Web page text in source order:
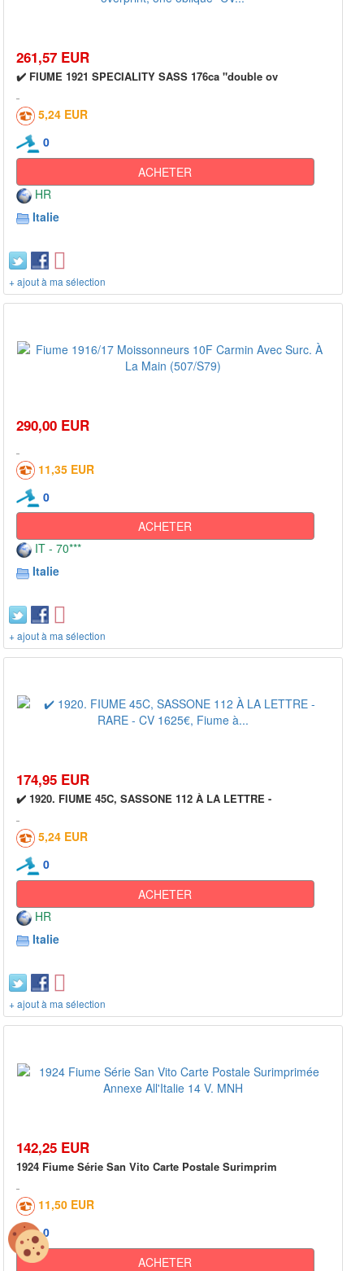
261,57 EUR
✔️ FIUME 1921 SPECIALITY SASS 176ca "double ov
5,24 EUR
0
ACHETER
HR
Italie
+ ajout à ma sélection
290,00 EUR
11,35 EUR
0
ACHETER
IT - 70***
Italie
+ ajout à ma sélection
174,95 EUR
✔️ 1920. FIUME 45C, SASSONE 112 À LA LETTRE -
5,24 EUR
0
ACHETER
HR
Italie
+ ajout à ma sélection
142,25 EUR
1924 Fiume Série San Vito Carte Postale Surimprim
11,50 EUR
0
ACHETER